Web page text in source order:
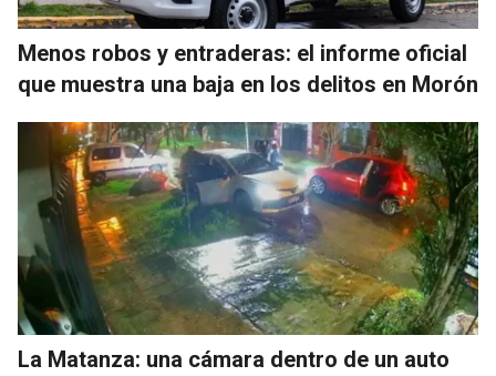
Menos robos y entraderas: el informe oficial
que muestra una baja en los delitos en Morón
La Matanza: una cámara dentro de un auto